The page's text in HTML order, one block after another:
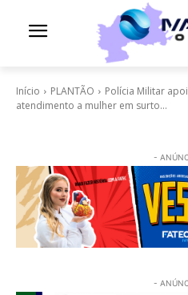
Início PLANTÃO
Polícia Militar
atendimento a mulher em surto...
-
-